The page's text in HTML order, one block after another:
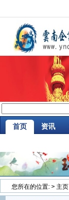
首页 资讯
您所在的位置: > 主页